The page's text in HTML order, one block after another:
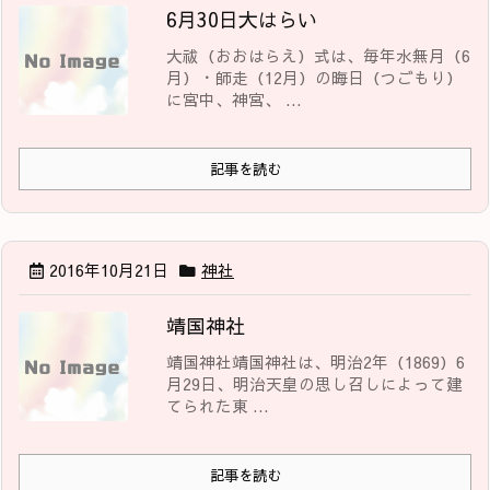
6月30日大はらい
大祓（おおはらえ）式は、毎年水無月（6
月）・師走（12月）の晦日（つごもり）
に宮中、神宮、 ...
記事を読む
2016年10月21日 神社
靖国神社
靖国神社靖国神社は、明治2年（1869）6
月29日、明治天皇の思し召しによって建
てられた東 ...
記事を読む